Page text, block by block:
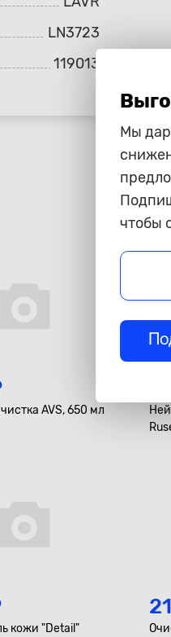
LN3723
119013
AVS, 650 мл
кожи "Detail"
Мы
чтобы